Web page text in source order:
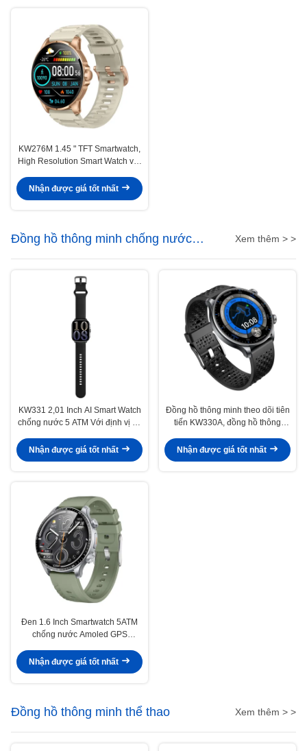
KW276M 1.45 " TFT Smartwatch,
High Resolution Smart Watch với
Nhận được giá tốt nhất
Đồng hồ thông minh chống nước
5ATM
Xem thêm > >
KW331 2,01 Inch AI Smart Watch
chống nước 5 ATM Với định vị vệ
Nhận được giá tốt nhất
Đồng hồ thông minh theo dõi tiên
tiến KW330A, đồng hồ thông
Nhận được giá tốt nhất
Đen 1.6 Inch Smartwatch 5ATM
chống nước Amoled GPS
Nhận được giá tốt nhất
Đồng hồ thông minh thể thao Xem thêm > >